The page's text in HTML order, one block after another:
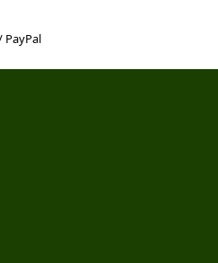
PayPal